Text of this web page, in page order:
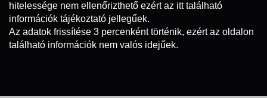
hitelessége nem ellenőrizthető ezért az itt található
információk tájékoztató jellegűek.
Az adatok frissítése 3 percenként történik, ezért az oldalon
található információk nem valós idejűek.